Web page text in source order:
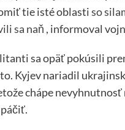
tie isté oblastiso
sa naň , informoval
sa opäť pokúsili
Kyjev nariadil
chápe